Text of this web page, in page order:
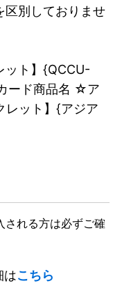
区別しておりませ
ット】{QCCU-
ード商品名 ☆ア
レット】{アジア
される方は必ずご確
はこちら